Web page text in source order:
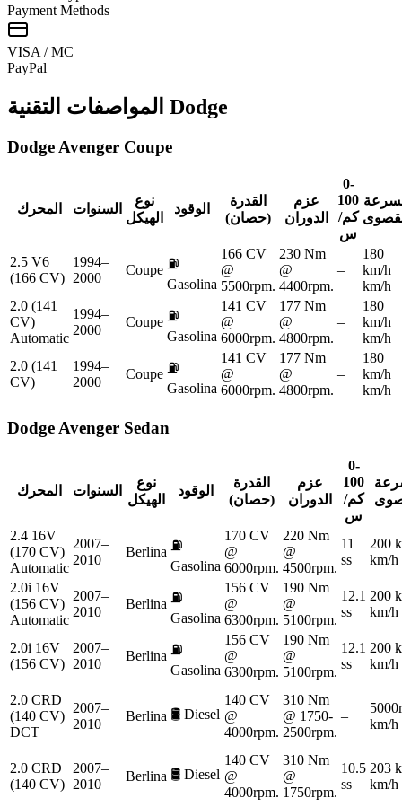
Payment Methods
VISA / MC
PayPal
المواصفات التقنية Dodge
Dodge Avenger Coupe
المحرك السنوات
نوع
الهيكل
الوقود
القدرة
(حصان)
عزم
الدوران
0-
100
كم/
س
2.5 V6
(166 CV)
1994–
2000
Coupe ⛽
Gasolina
166 CV
@
5500rpm.
230 Nm
@
4400rpm.
–
180
km/h
km/h
2.0 (141
CV)
Automatic
1994–
2000
Coupe ⛽
Gasolina
141 CV
@
6000rpm.
177 Nm
@
4800rpm.
–
180
km/h
km/h
2.0 (141
CV)
1994–
2000
Coupe ⛽
Gasolina
141 CV
@
6000rpm.
177 Nm
@
4800rpm.
–
180
km/h
km/h
Dodge Avenger Sedan
المحرك السنوات
نوع
الهيكل
الوقود
القدرة
(حصان)
عزم
الدوران
0-
100
كم/
س
2.4 16V
(170 CV)
Automatic
2007–
2010
Berlina ⛽
Gasolina
170 CV
@
6000rpm.
220 Nm
@
4500rpm.
11
ss
200
km/h
2.0i 16V
(156 CV)
Automatic
2007–
2010
Berlina ⛽
Gasolina
156 CV
@
6300rpm.
190 Nm
@
5100rpm.
12.1
ss
200
km/h
2.0i 16V
(156 CV)
2007–
2010
Berlina ⛽
Gasolina
156 CV
@
6300rpm.
190 Nm
@
5100rpm.
12.1
ss
200
km/h
2.0 CRD
(140 CV)
DCT
2007–
2010
Berlina 🛢️ Diesel
140 CV
@
4000rpm.
310 Nm
@ 1750-
2500rpm.
–
km/h
2.0 CRD
(140 CV)
2007–
2010
Berlina 🛢️ Diesel
140 CV
@
4000rpm.
310 Nm
@
1750rpm.
10.5
ss
203
km/h